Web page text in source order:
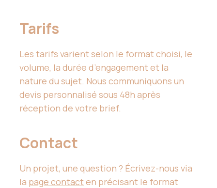
Tarifs
Les tarifs varient selon le format choisi, le
volume, la durée d’engagement et la
nature du sujet. Nous communiquons un
devis personnalisé sous 48h après
réception de votre brief.
Contact
Un projet, une question ? Écrivez-nous via
la page contacten précisant le format